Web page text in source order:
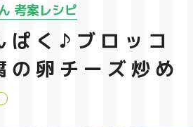
考案レシピ
ぱく♪ブロッコ
の卵チーズ炒め